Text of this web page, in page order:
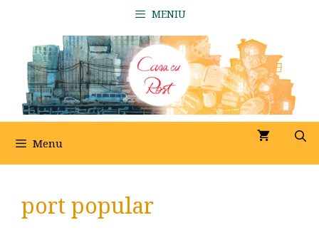
conținut
MENIU
Menu
port popular